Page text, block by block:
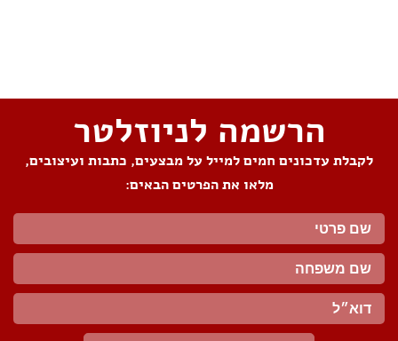
הרשמה לניוזלטר
לקבלת עדכונים חמים למייל על מבצעים, כתבות ועיצובים,
מלאו את הפרטים הבאים: